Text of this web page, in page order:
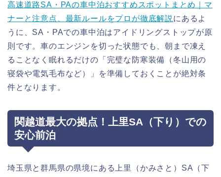
高速道路SA・PAの車中泊おすすめスポットまとめ｜マ
ナーと注意点、最新ルールをプロが徹底解説 にあるよ
うに、SA・PAでの車中泊はアイドリングストップが原
則です。車のエンジンを切った状態でも、朝まで凍え
ることなく眠れるだけの「完璧な防寒装備（冬山用の
寝袋や電気毛布など）」を準備しておくことが絶対条
件となります。
関越道最大の拠点！上里SA（下り）での
安心前泊
埼玉県と群馬県の県境にある上里（かみさと）SA（下